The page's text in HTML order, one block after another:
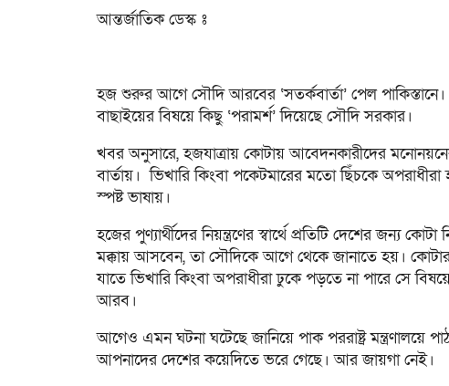
আন্তর্জাতিক ডেস্ক ঃ
হজ শুরুর আগে সৌদি আরবের ‘সতর্কবার্তা’ পেল পাকিস্তানে।
বাছাইয়ের বিষয়ে কিছু ‘পরামর্শ’ দিয়েছে সৌদি সরকার।
খবর অনুসারে, হজযাত্রায় কোটায় আবেদনকারীদের
বার্তায়। ভিখারি কিংবা পকেটমারের মতো ছিঁচকে
স্পষ্ট ভাষায়।
হজের পুণ্যার্থীদের নিয়ন্ত্রণের স্বার্থে প্রতিটি দেশের জন্য
মক্কায় আসবেন, তা সৌদিকে আগে থেকে জানাতে হয়।
যাতে ভিখারি কিংবা অপরাধীরা ঢুকে পড়তে না পারে সে
আরব।
আগেও এমন ঘটনা ঘটেছে জানিয়ে পাক পররাষ্ট্র মন্ত্রণালয়ে
আপনাদের দেশের কয়েদিতে ভরে গেছে। আর জায়গা নেই।